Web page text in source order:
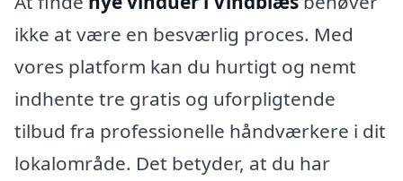
ikke at være en besværlig proces. Med
vores platform kan du hurtigt og nemt
indhente tre gratis og uforpligtende
tilbud fra professionelle håndværkere i dit
lokalområde. Det betyder, at du har